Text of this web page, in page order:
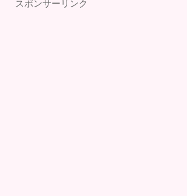
スポンサーリンク